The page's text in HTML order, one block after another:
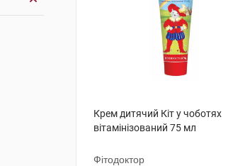
Крем дитячий Кіт у чоботях
вітамінізований 75 мл
Фітодоктор